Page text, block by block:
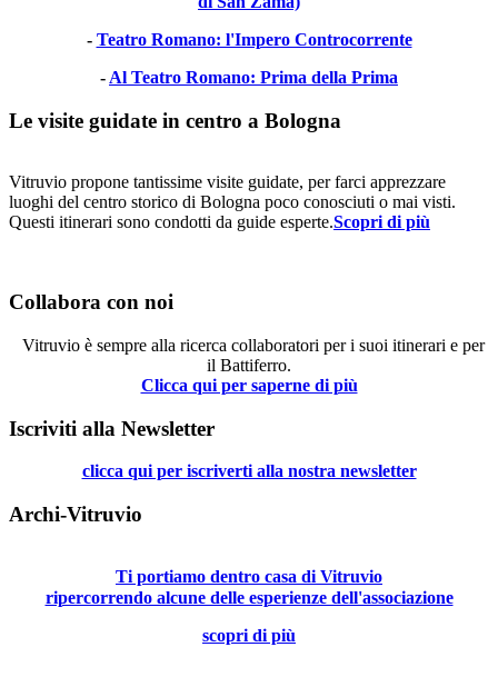
- Teatro Romano: l'Impero Controcorrente
- Al Teatro Romano: Prima della Prima
Le visite guidate in centro a Bologna
Vitruvio propone tantissime visite guidate, per farci apprezzare
luoghi del centro storico di Bologna poco conosciuti o mai visti.
Questi itinerari sono condotti da guide esperte.Scopri di più
Collabora con noi
Vitruvio è sempre alla ricerca collaboratori per i suoi itinerari e per
il Battiferro.
Clicca qui per saperne di più
Iscriviti alla Newsletter
clicca qui per iscriverti alla nostra newsletter
Archi-Vitruvio
Ti portiamo dentro casa di Vitruvio
ripercorrendo alcune delle esperienze dell'associazione
scopri di più